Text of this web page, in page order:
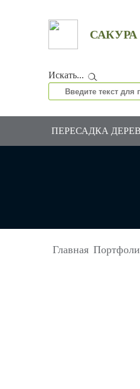
САКУРА
Искать...
ПЕРЕСАДКА
Главная